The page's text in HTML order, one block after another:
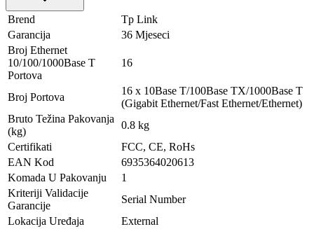
Brend
Tp Link
Garancija
36 Mjeseci
Broj Ethernet
10/100/1000Base T
Portova
16
Broj Portova
16 x 10Base T/100Base TX/1000Base T
(Gigabit Ethernet/Fast Ethernet/Ethernet)
Bruto Težina Pakovanja
(kg)
0.8 kg
Certifikati
FCC, CE, RoHs
EAN Kod
6935364020613
Komada U Pakovanju
1
Kriteriji Validacije
Garancije
Serial Number
Lokacija Uređaja
External